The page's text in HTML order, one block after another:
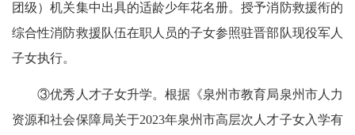
团级）机关集中出具的适龄少年花名册。授予消防救援衔的
综合性消防救援队伍在职人员的子女参照驻晋部队现役军人
子女执行。
③优秀人才子女升学。根据《泉州市教育局泉州市人力
资源和社会保障局关于2023年泉州市高层次人才子女入学有